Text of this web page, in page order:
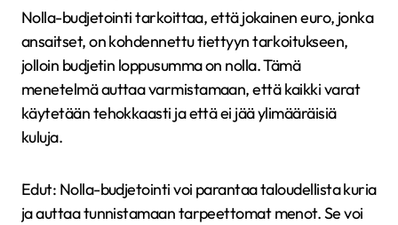
Nolla-budjetointi tarkoittaa, että jokainen euro, jonka
ansaitset, on kohdennettu tiettyyn tarkoitukseen,
jolloin budjetin loppusumma on nolla. Tämä
menetelmä auttaa varmistamaan, että kaikki varat
käytetään tehokkaasti ja että ei jää ylimääräisiä
kuluja.
Edut: Nolla-budjetointi voi parantaa taloudellista kuria
ja auttaa tunnistamaan tarpeettomat menot. Se voi